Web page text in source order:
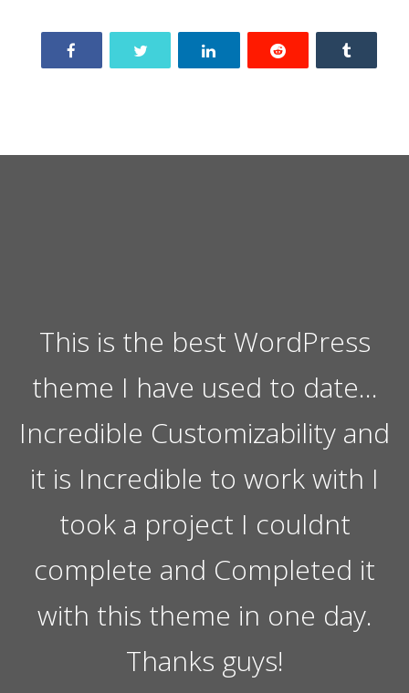
This is the best WordPress
theme I have used to date…
Incredible Customizability and
it is Incredible to work with I
took a project I couldnt
complete and Completed it
with this theme in one day.
Thanks guys!